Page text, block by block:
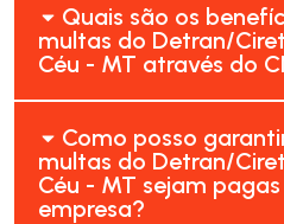
Quais são os
multas do Detran/
Céu - MT através do
Como posso
multas do Detran/
Céu - MT sejam
empresa?